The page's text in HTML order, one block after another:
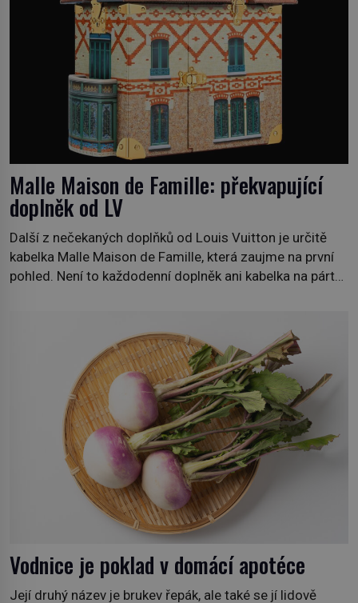
Malle Maison de Famille: překvapující
doplněk od LV
Další z nečekaných doplňků od Louis Vuitton je určitě
kabelka Malle Maison de Famille, která zaujme na první
pohled. Není to každodenní doplněk ani kabelka na párty,
adrese 18 Rue Louis Vuitton, které bylo postaveno v
roce 1869. […]
Vodnice je poklad v domácí apotéce
Její druhý název je brukev řepák, ale také se jí lidově